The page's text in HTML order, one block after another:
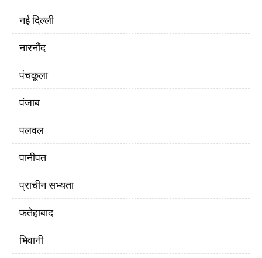
नई दिल्ली
नारनौंद
पंचकूला
पंजाब
पलवल
पानीपत
प्राचीन सभ्यता
फतेहाबाद
भिवानी